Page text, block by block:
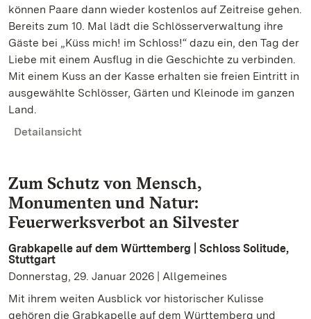
können Paare dann wieder kostenlos auf Zeitreise gehen.
Bereits zum 10. Mal lädt die Schlösserverwaltung ihre
Gäste bei „Küss mich! im Schloss!“ dazu ein, den Tag der
Liebe mit einem Ausflug in die Geschichte zu verbinden.
Mit einem Kuss an der Kasse erhalten sie freien Eintritt in
ausgewählte Schlösser, Gärten und Kleinode im ganzen
Land.
Detailansicht
Zum Schutz von Mensch,
Monumenten und Natur:
Feuerwerksverbot an Silvester
Grabkapelle auf dem Württemberg | Schloss Solitude,
Stuttgart
Donnerstag, 29. Januar 2026 | Allgemeines
Mit ihrem weiten Ausblick vor historischer Kulisse
gehören die Grabkapelle auf dem Württemberg und